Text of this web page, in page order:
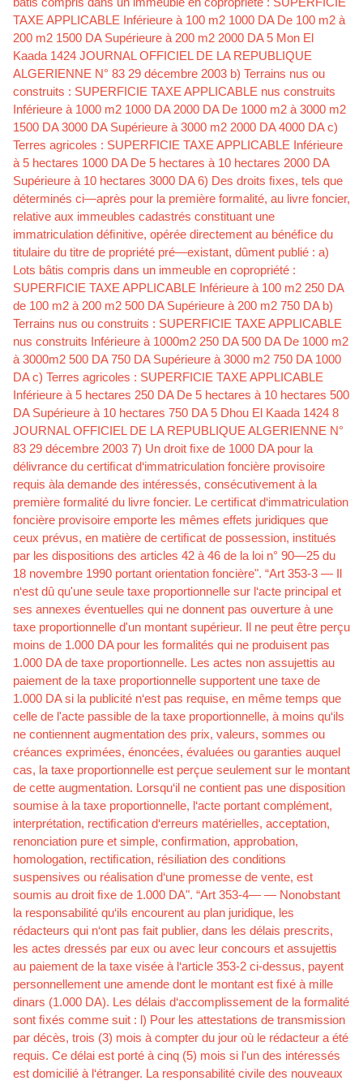
TAXE APPLICABLE Inférieure à 100 m2 1000 DA De 100 m2 à
200 m2 1500 DA Supérieure à 200 m2 2000 DA 5 Mon El
Kaada 1424 JOURNAL OFFICIEL DE LA REPUBLIQUE
ALGERIENNE N° 83 29 décembre 2003 b) Terrains nus ou
construits : SUPERFICIE TAXE APPLICABLE nus construits
Inférieure à 1000 m2 1000 DA 2000 DA De 1000 m2 à 3000 m2
1500 DA 3000 DA Supérieure à 3000 m2 2000 DA 4000 DA c)
Terres agricoles : SUPERFICIE TAXE APPLICABLE Inférieure
à 5 hectares 1000 DA De 5 hectares à 10 hectares 2000 DA
Supérieure à 10 hectares 3000 DA 6) Des droits ﬁxes, tels que
déterminés ci—après pour la première formalité, au livre foncier,
relative aux immeubles cadastrés constituant une
immatriculation déﬁnitive, opérée directement au bénéﬁce du
titulaire du titre de propriété pré—existant, dûment publié : a)
Lots bâtis compris dans un immeuble en copropriété :
SUPERFICIE TAXE APPLICABLE Inférieure à 100 m2 250 DA
de 100 m2 à 200 m2 500 DA Supérieure à 200 m2 750 DA b)
Terrains nus ou construits : SUPERFICIE TAXE APPLICABLE
nus construits Inférieure à 1000m2 250 DA 500 DA De 1000 m2
à 3000m2 500 DA 750 DA Supérieure à 3000 m2 750 DA 1000
DA c) Terres agricoles : SUPERFICIE TAXE APPLICABLE
Inférieure à 5 hectares 250 DA De 5 hectares à 10 hectares 500
DA Supérieure à 10 hectares 750 DA 5 Dhou El Kaada 1424 8
JOURNAL OFFICIEL DE LA REPUBLIQUE ALGERIENNE N°
83 29 décembre 2003 7) Un droit ﬁxe de 1000 DA pour la
délivrance du certiﬁcat d‘immatriculation foncière provisoire
requis àla demande des intéressés, consécutivement à la
première formalité du livre foncier. Le certiﬁcat d‘immatriculation
foncière provisoire emporte les mêmes effets juridiques que
ceux prévus, en matière de certiﬁcat de possession, institués
par les dispositions des articles 42 à 46 de la loi n° 90—25 du
18 novembre 1990 portant orientation foncière". “Art 353-3 — Il
n‘est dû qu'une seule taxe proportionnelle sur l‘acte principal et
ses annexes éventuelles qui ne donnent pas ouverture à une
taxe proportionnelle d'un montant supérieur. Il ne peut être perçu
moins de 1.000 DA pour les formalités qui ne produisent pas
1.000 DA de taxe proportionnelle. Les actes non assujettis au
paiement de la taxe proportionnelle supportent une taxe de
1.000 DA si la publicité n‘est pas requise, en même temps que
celle de l'acte passible de la taxe proportionnelle, à moins qu‘ils
ne contiennent augmentation des prix, valeurs, sommes ou
créances exprimées, énoncées, évaluées ou garanties auquel
cas, la taxe proportionnelle est perçue seulement sur le montant
de cette augmentation. Lorsqu‘il ne contient pas une disposition
soumise à la taxe proportionnelle, l‘acte portant complément,
interprétation, rectiﬁcation d‘erreurs matérielles, acceptation,
renonciation pure et simple, conﬁrmation, approbation,
homologation, rectiﬁcation, résiliation des conditions
suspensives ou réalisation d‘une promesse de vente, est
soumis au droit ﬁxe de 1.000 DA". “Art 353-4— — Nonobstant
la responsabilité qu‘ils encourent au plan juridique, les
rédacteurs qui n‘ont pas fait publier, dans les délais prescrits,
les actes dressés par eux ou avec leur concours et assujettis
au paiement de la taxe visée à l‘article 353-2 ci-dessus, payent
personnellement une amende dont le montant est ﬁxé à mille
dinars (1.000 DA). Les délais d‘accomplissement de la formalité
sont ﬁxés comme suit : l) Pour les attestations de transmission
par décès, trois (3) mois à compter du jour où le rédacteur a été
requis. Ce délai est porté à cinq (5) mois si l'un des intéressés
est domicilié à l‘étranger. La responsabilité civile des nouveaux